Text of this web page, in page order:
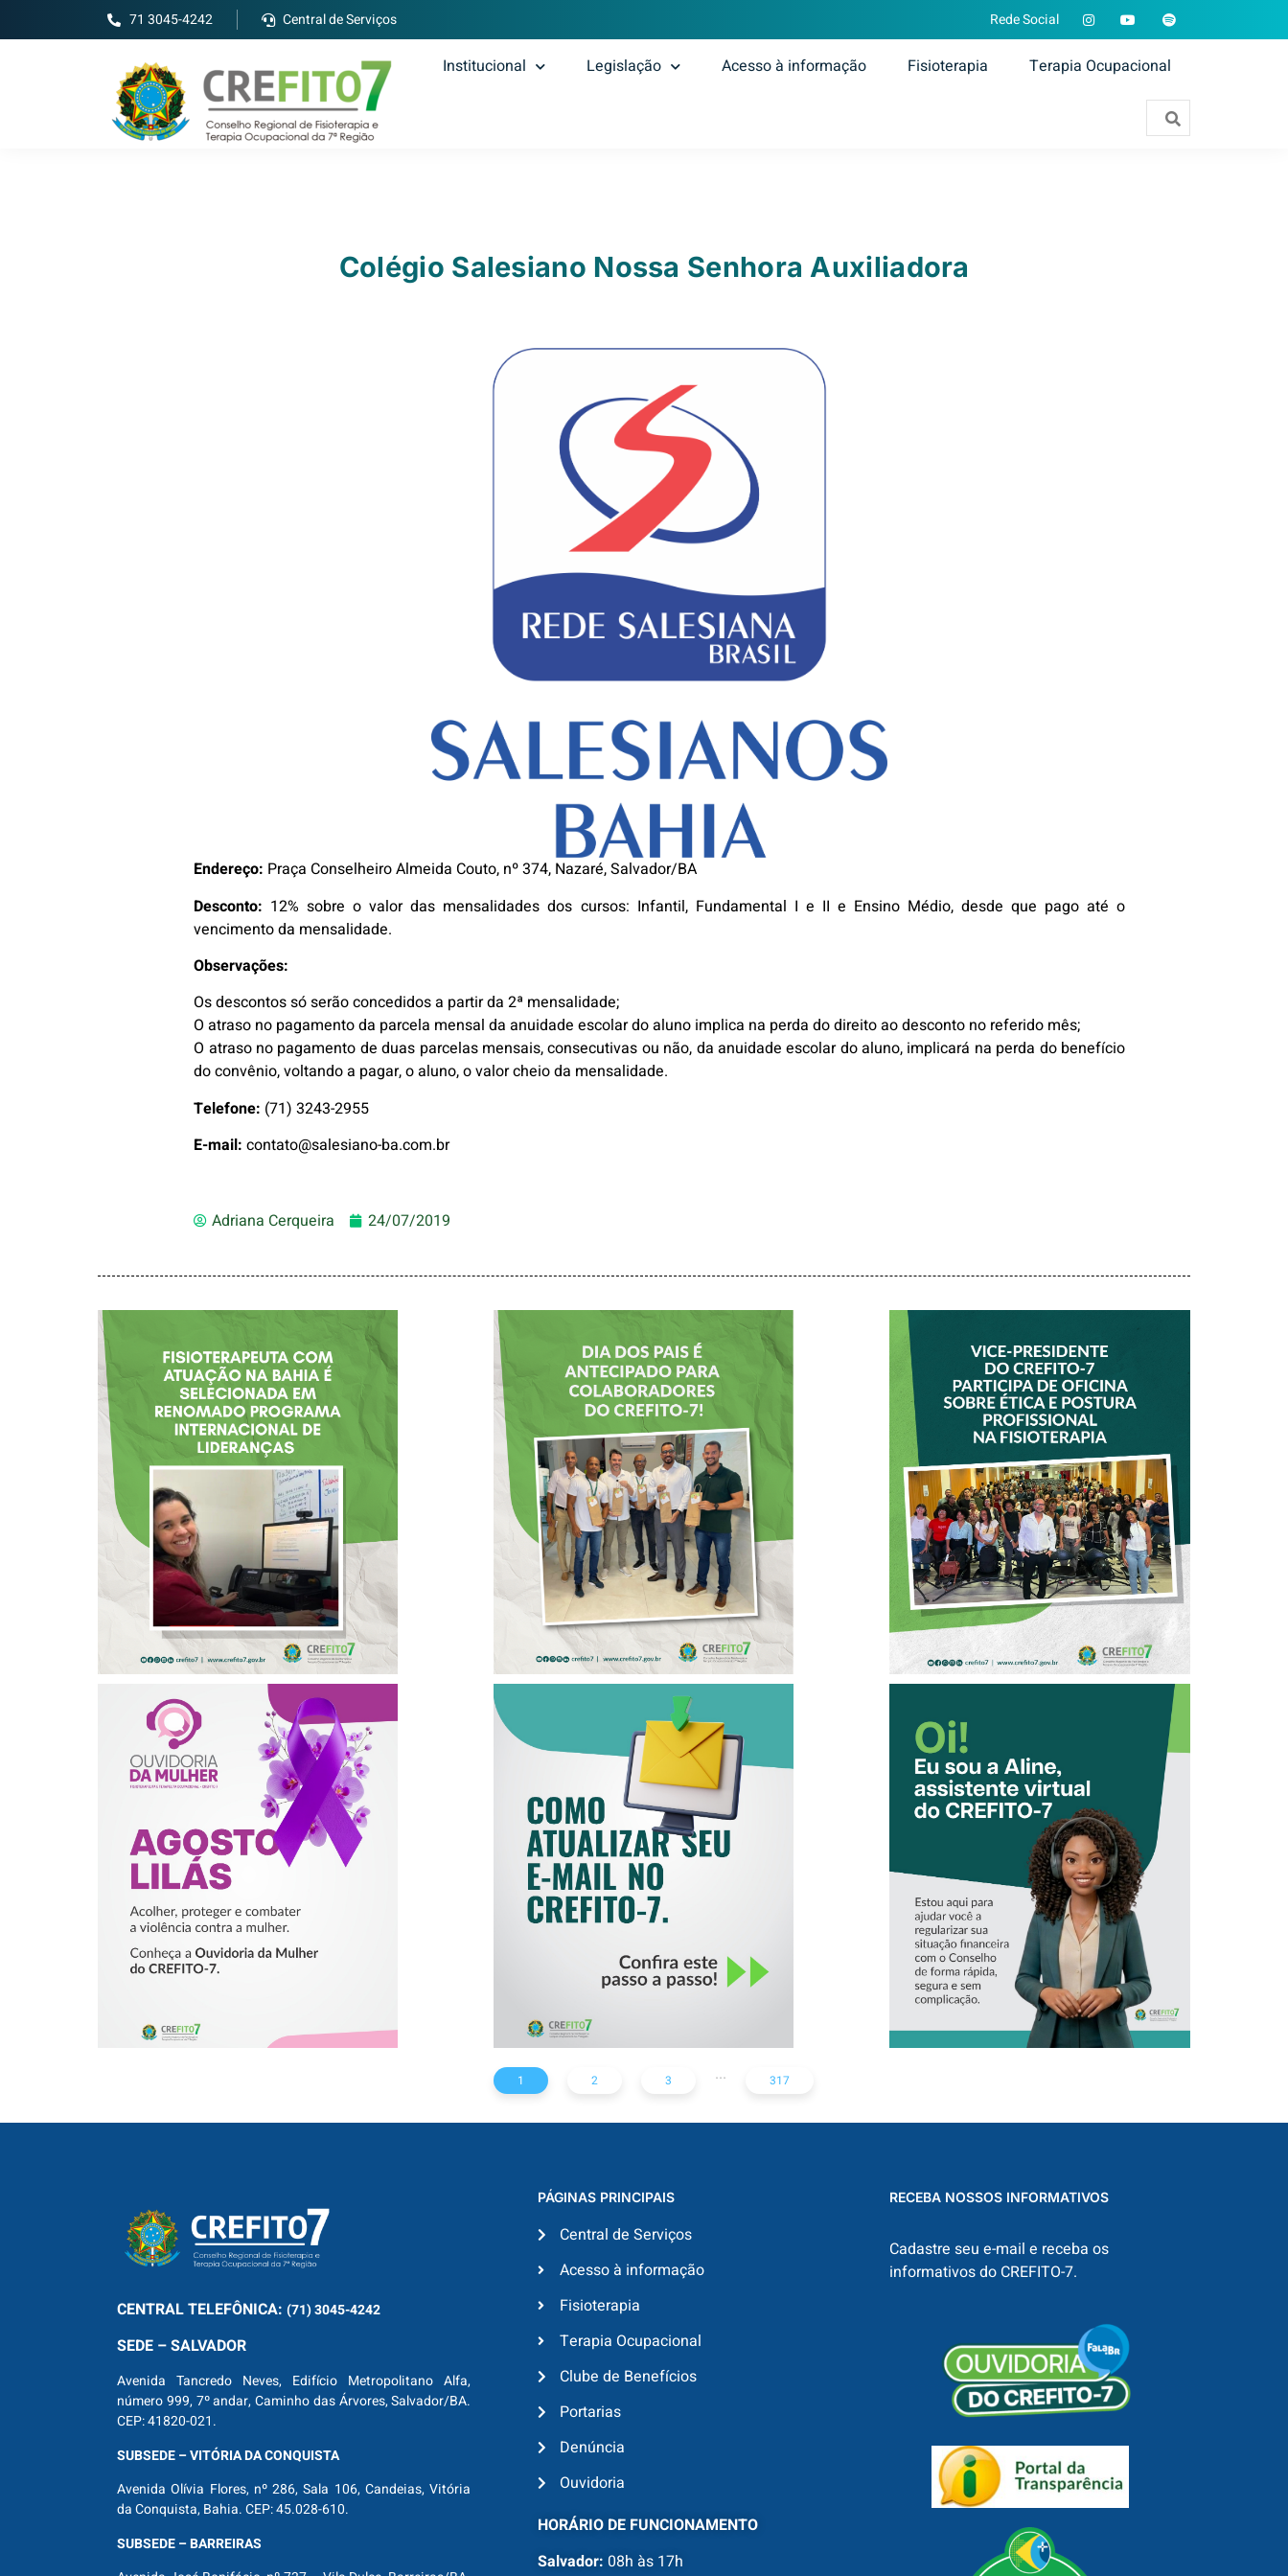
71 3045-4242 Central de Serviços Rede Social
Institucional Legislação Acesso à informação Fisioterapia Terapia Ocupacional
Colégio Salesiano Nossa Senhora Auxiliadora
Endereço: Praça Conselheiro Almeida Couto, nº 374, Nazaré, Salvador/BA
Desconto: 12% sobre o valor das mensalidades dos cursos: Infantil, Fundamental I e II e Ensino Médio, desde que pago até o
vencimento da mensalidade.
Observações:
Os descontos só serão concedidos a partir da 2ª mensalidade;
O atraso no pagamento da parcela mensal da anuidade escolar do aluno implica na perda do direito ao desconto no referido mês;
O atraso no pagamento de duas parcelas mensais, consecutivas ou não, da anuidade escolar do aluno, implicará na perda do benefício
do convênio, voltando a pagar, o aluno, o valor cheio da mensalidade.
Telefone: (71) 3243-2955
E-mail: contato@salesiano-ba.com.br
Adriana Cerqueira 24/07/2019
FISIOTERAPEUTA
COM ATUAÇÃO NA
BAHIA É
SELECIONADA EM
RENOMADO
PROGRAMA
INTERNACIONAL
DE LIDERANÇAS
DIA DOS PAIS É
ANTECIPADO
PARA
COLABORADORES
DO CREFITO-7
VICE-PRESIDENTE
DO CREFITO-7
PARTICIPA DE
OFICINA SOBRE
ÉTICA E POSTURA
PROFISSIONAL NA
FISIOTERAPIA
AGOSTO LILÁS –
ACOLHER,
PROTEGER E
COMBATER A
VIOLÊNCIA
CONTRA A
MULHER
COMO ATUALIZAR
SEU E-MAIL NO
CREFITO-7
CONHEÇA A
‘ALINE’,
ASSISTENTE
VIRTUAL DO
CREFITO-7
1 2 3 ... 317
CENTRALTELEFÔNICA: (71) 3045-4242
SEDE – SALVADOR
Avenida Tancredo Neves, Edifício Metropolitano Alfa,
número 999, 7º andar, Caminho das Árvores, Salvador/BA.
CEP: 41820-021.
SUBSEDE – VITÓRIA DA CONQUISTA
Avenida Olívia Flores, nº 286, Sala 106, Candeias, Vitória
da Conquista, Bahia. CEP: 45.028-610.
SUBSEDE – BARREIRAS
PÁGINAS PRINCIPAIS
Central de Serviços
Acesso à informação
Fisioterapia
Terapia Ocupacional
Clube de Benefícios
Portarias
Denúncia
Ouvidoria
HORÁRIO DE FUNCIONAMENTO
Salvador: 08h às 17h
RECEBA NOSSOS INFORMATIVOS
Cadastre seu e-mail e receba os
informativos do CREFITO-7.